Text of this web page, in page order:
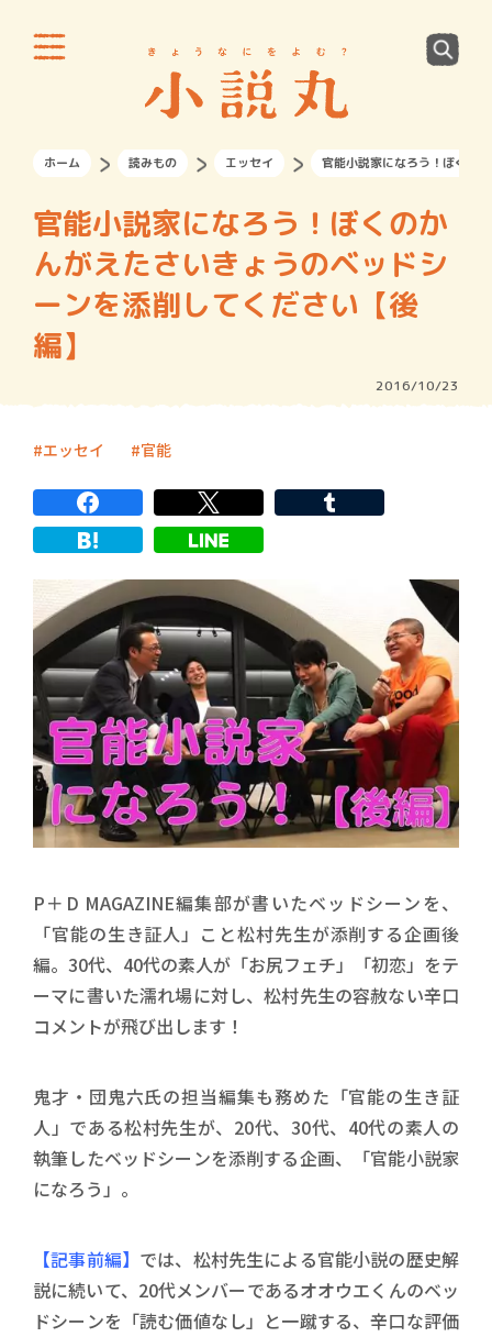
ホーム 読みもの エッセイ 官能小説家になろう！ぼくの
官能小説家になろう！ぼくのか
んがえたさいきょうのベッドシ
ーンを添削してください【後
編】
2016/10/23
エッセイ 官能
P＋D MAGAZINE編集部が書いたベッドシーンを、
「官能の生き証人」こと松村先生が添削する企画後
編。30代、40代の素人が「お尻フェチ」「初恋」をテ
ーマに書いた濡れ場に対し、松村先生の容赦ない辛口
コメントが飛び出します！
鬼才・団鬼六氏の担当編集も務めた「官能の生き証
人」である松村先生が、20代、30代、40代の素人の
執筆したベッドシーンを添削する企画、「官能小説家
になろう」。
【記事前編】 では、松村先生による官能小説の歴史解
説に続いて、20代メンバーであるオオウエくんのベッ
ドシーンを「読む価値なし」と一蹴する、辛口な評価